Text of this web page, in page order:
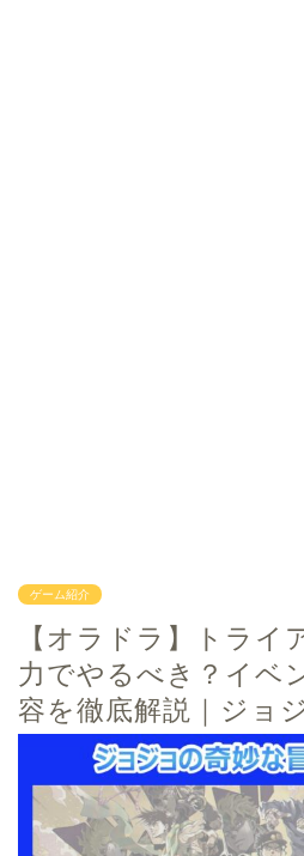
ゲーム紹介
【オラドラ】トライ
力でやるべき？イベ
容を徹底解説｜ジョ